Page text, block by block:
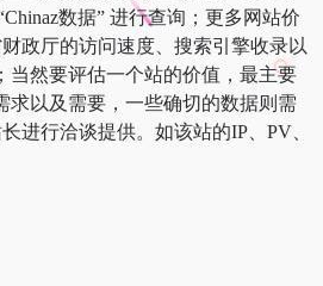
数据” 进行查询；更多网站价
政厅的访问速度、搜索引擎收录以
当然要评估一个站的价值，最主要
求以及需要，一些确切的数据则需
进行洽谈提供。如该站的IP、PV、